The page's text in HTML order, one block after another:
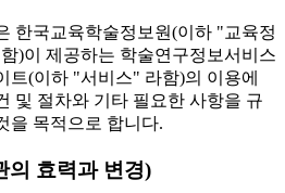
한국교육학술정보원(이하 "교육정
)이 제공하는 학술연구정보서비스
트(이하 "서비스" 라함)의 이용에
및 절차와 기타 필요한 사항을 규
을 목적으로 합니다.
의 효력과 변경)